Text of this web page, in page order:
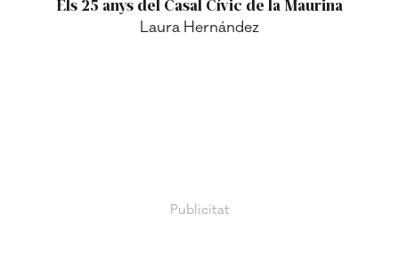
Els 25 anys del Casal Cívic de la Maurina
Laura Hernández